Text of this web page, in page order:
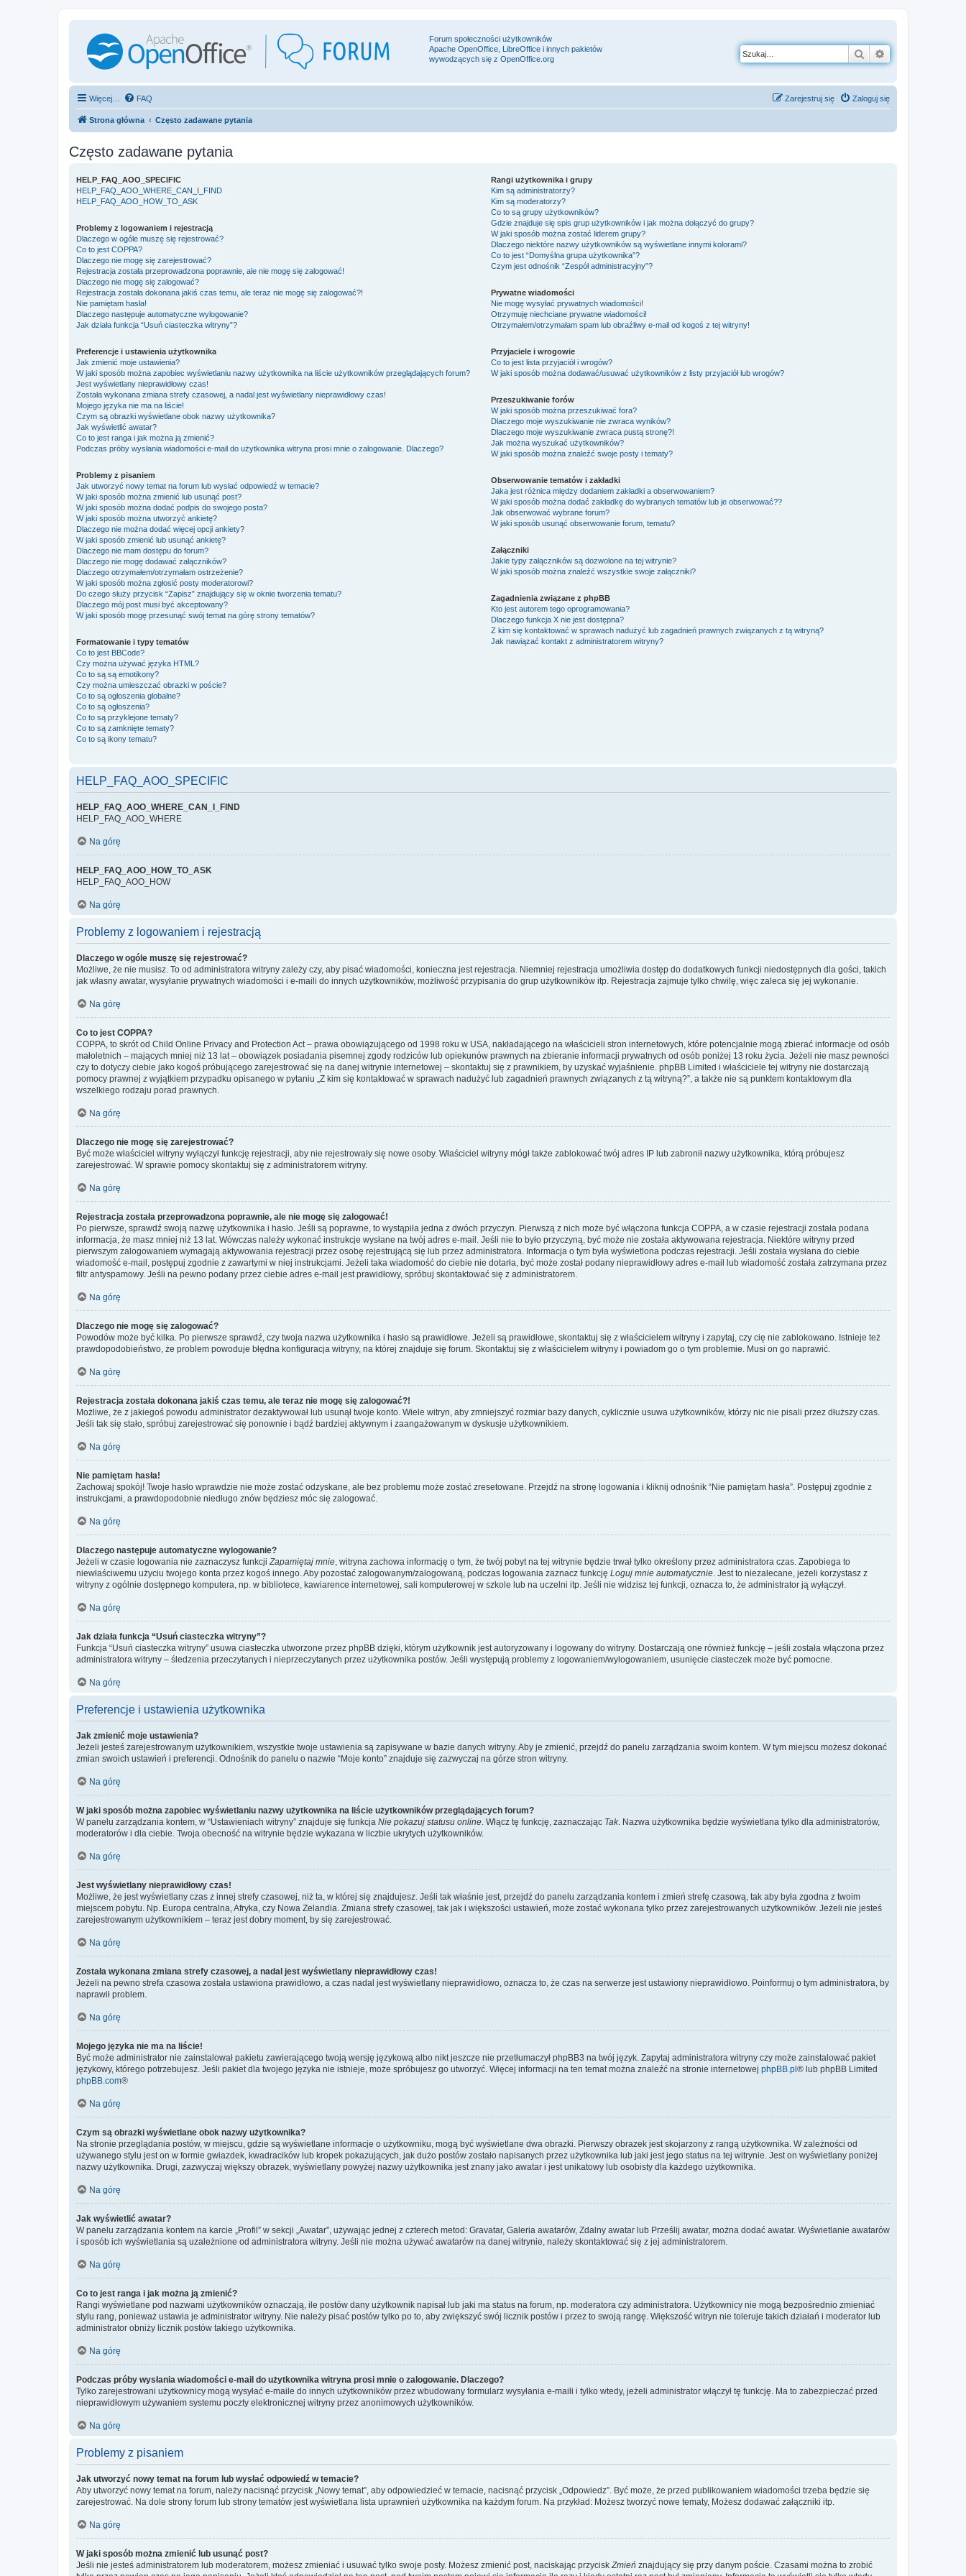
Forum społeczności użytkowników
Apache OpenOffice, LibreOffice i innych pakietów
wywodzących się z OpenOffice.org
Szukaj
Więcej… FAQ Zaloguj się
Zarejestruj się
Strona główna Często zadawane pytania
Często zadawane pytania
HELP_FAQ_AOO_SPECIFIC
HELP_FAQ_AOO_WHERE_CAN_I_FIND
HELP_FAQ_AOO_HOW_TO_ASK
Problemy z logowaniem i rejestracją
Dlaczego w ogóle muszę się rejestrować?
Co to jest COPPA?
Dlaczego nie mogę się zarejestrować?
Rejestracja została przeprowadzona poprawnie, ale nie mogę się zalogować!
Dlaczego nie mogę się zalogować?
Rejestracja została dokonana jakiś czas temu, ale teraz nie mogę się zalogować?!
Nie pamiętam hasła!
Dlaczego następuje automatyczne wylogowanie?
Jak działa funkcja “Usuń ciasteczka witryny”?
Preferencje i ustawienia użytkownika
Jak zmienić moje ustawienia?
W jaki sposób można zapobiec wyświetlaniu nazwy użytkownika na liście użytkowników przeglądających forum?
Jest wyświetlany nieprawidłowy czas!
Została wykonana zmiana strefy czasowej, a nadal jest wyświetlany nieprawidłowy czas!
Mojego języka nie ma na liście!
Czym są obrazki wyświetlane obok nazwy użytkownika?
Jak wyświetlić awatar?
Co to jest ranga i jak można ją zmienić?
Podczas próby wysłania wiadomości e-mail do użytkownika witryna prosi mnie o zalogowanie. Dlaczego?
Problemy z pisaniem
Jak utworzyć nowy temat na forum lub wysłać odpowiedź w temacie?
W jaki sposób można zmienić lub usunąć post?
W jaki sposób można dodać podpis do swojego posta?
W jaki sposób można utworzyć ankietę?
Dlaczego nie można dodać więcej opcji ankiety?
W jaki sposób zmienić lub usunąć ankietę?
Dlaczego nie mam dostępu do forum?
Dlaczego nie mogę dodawać załączników?
Dlaczego otrzymałem/otrzymałam ostrzeżenie?
W jaki sposób można zgłosić posty moderatorowi?
Do czego służy przycisk “Zapisz” znajdujący się w oknie tworzenia tematu?
Dlaczego mój post musi być akceptowany?
W jaki sposób mogę przesunąć swój temat na górę strony tematów?
Formatowanie i typy tematów
Co to jest BBCode?
Czy można używać języka HTML?
Co to są są emotikony?
Czy można umieszczać obrazki w poście?
Co to są ogłoszenia globalne?
Co to są ogłoszenia?
Co to są przyklejone tematy?
Co to są zamknięte tematy?
Co to są ikony tematu?
Rangi użytkownika i grupy
Kim są administratorzy?
Kim są moderatorzy?
Co to są grupy użytkowników?
Gdzie znajduje się spis grup użytkowników i jak można dołączyć do grupy?
W jaki sposób można zostać liderem grupy?
Dlaczego niektóre nazwy użytkowników są wyświetlane innymi kolorami?
Co to jest “Domyślna grupa użytkownika”?
Czym jest odnośnik “Zespół administracyjny”?
Prywatne wiadomości
Nie mogę wysyłać prywatnych wiadomości!
Otrzymuję niechciane prywatne wiadomości!
Otrzymałem/otrzymałam spam lub obraźliwy e-mail od kogoś z tej witryny!
Przyjaciele i wrogowie
Co to jest lista przyjaciół i wrogów?
W jaki sposób można dodawać/usuwać użytkowników z listy przyjaciół lub wrogów?
Przeszukiwanie forów
W jaki sposób można przeszukiwać fora?
Dlaczego moje wyszukiwanie nie zwraca wyników?
Dlaczego moje wyszukiwanie zwraca pustą stronę?!
Jak można wyszukać użytkowników?
W jaki sposób można znaleźć swoje posty i tematy?
Obserwowanie tematów i zakładki
Jaka jest różnica między dodaniem zakładki a obserwowaniem?
W jaki sposób można dodać zakładkę do wybranych tematów lub je obserwować??
Jak obserwować wybrane forum?
W jaki sposób usunąć obserwowanie forum, tematu?
Załączniki
Jakie typy załączników są dozwolone na tej witrynie?
W jaki sposób można znaleźć wszystkie swoje załączniki?
Zagadnienia związane z phpBB
Kto jest autorem tego oprogramowania?
Dlaczego funkcja X nie jest dostępna?
Z kim się kontaktować w sprawach nadużyć lub zagadnień prawnych związanych z tą witryną?
Jak nawiązać kontakt z administratorem witryny?
HELP_FAQ_AOO_SPECIFIC
HELP_FAQ_AOO_WHERE_CAN_I_FIND
HELP_FAQ_AOO_WHERE
Na górę
HELP_FAQ_AOO_HOW_TO_ASK
HELP_FAQ_AOO_HOW
Na górę
Problemy z logowaniem i rejestracją
Dlaczego w ogóle muszę się rejestrować?
Możliwe, że nie musisz. To od administratora witryny zależy czy, aby pisać wiadomości, konieczna jest rejestracja. Niemniej rejestracja umożliwia dostęp do dodatkowych funkcji niedostępnych dla gości, takich
jak własny awatar, wysyłanie prywatnych wiadomości i e-maili do innych użytkowników, możliwość przypisania do grup użytkowników itp. Rejestracja zajmuje tylko chwilę, więc zaleca się jej wykonanie.
Na górę
Co to jest COPPA?
COPPA, to skrót od Child Online Privacy and Protection Act – prawa obowiązującego od 1998 roku w USA, nakładającego na właścicieli stron internetowych, które potencjalnie mogą zbierać informacje od osób
małoletnich – mających mniej niż 13 lat – obowiązek posiadania pisemnej zgody rodziców lub opiekunów prawnych na zbieranie informacji prywatnych od osób poniżej 13 roku życia. Jeżeli nie masz pewności
czy to dotyczy ciebie jako kogoś próbującego zarejestrować się na danej witrynie internetowej – skontaktuj się z prawnikiem, by uzyskać wyjaśnienie. phpBB Limited i właściciele tej witryny nie dostarczają
pomocy prawnej z wyjątkiem przypadku opisanego w pytaniu „Z kim się kontaktować w sprawach nadużyć lub zagadnień prawnych związanych z tą witryną?”, a także nie są punktem kontaktowym dla
wszelkiego rodzaju porad prawnych.
Na górę
Dlaczego nie mogę się zarejestrować?
Być może właściciel witryny wyłączył funkcję rejestracji, aby nie rejestrowały się nowe osoby. Właściciel witryny mógł także zablokować twój adres IP lub zabronił nazwy użytkownika, którą próbujesz
zarejestrować. W sprawie pomocy skontaktuj się z administratorem witryny.
Na górę
Rejestracja została przeprowadzona poprawnie, ale nie mogę się zalogować!
Po pierwsze, sprawdź swoją nazwę użytkownika i hasło. Jeśli są poprawne, to wystąpiła jedna z dwóch przyczyn. Pierwszą z nich może być włączona funkcja COPPA, a w czasie rejestracji została podana
informacja, że masz mniej niż 13 lat. Wówczas należy wykonać instrukcje wysłane na twój adres e-mail. Jeśli nie to było przyczyną, być może nie została aktywowana rejestracja. Niektóre witryny przed
pierwszym zalogowaniem wymagają aktywowania rejestracji przez osobę rejestrującą się lub przez administratora. Informacja o tym była wyświetlona podczas rejestracji. Jeśli została wysłana do ciebie
wiadomość e-mail, postępuj zgodnie z zawartymi w niej instrukcjami. Jeżeli taka wiadomość do ciebie nie dotarła, być może został podany nieprawidłowy adres e-mail lub wiadomość została zatrzymana przez
filtr antyspamowy. Jeśli na pewno podany przez ciebie adres e-mail jest prawidłowy, spróbuj skontaktować się z administratorem.
Na górę
Dlaczego nie mogę się zalogować?
Powodów może być kilka. Po pierwsze sprawdź, czy twoja nazwa użytkownika i hasło są prawidłowe. Jeżeli są prawidłowe, skontaktuj się z właścicielem witryny i zapytaj, czy cię nie zablokowano. Istnieje też
prawdopodobieństwo, że problem powoduje błędna konfiguracja witryny, na której znajduje się forum. Skontaktuj się z właścicielem witryny i powiadom go o tym problemie. Musi on go naprawić.
Na górę
Rejestracja została dokonana jakiś czas temu, ale teraz nie mogę się zalogować?!
Możliwe, że z jakiegoś powodu administrator dezaktywował lub usunął twoje konto. Wiele witryn, aby zmniejszyć rozmiar bazy danych, cyklicznie usuwa użytkowników, którzy nic nie pisali przez dłuższy czas.
Jeśli tak się stało, spróbuj zarejestrować się ponownie i bądź bardziej aktywnym i zaangażowanym w dyskusje użytkownikiem.
Na górę
Nie pamiętam hasła!
Zachowaj spokój! Twoje hasło wprawdzie nie może zostać odzyskane, ale bez problemu może zostać zresetowane. Przejdź na stronę logowania i kliknij odnośnik “Nie pamiętam hasła”. Postępuj zgodnie z
instrukcjami, a prawdopodobnie niedługo znów będziesz móc się zalogować.
Na górę
Dlaczego następuje automatyczne wylogowanie?
Jeżeli w czasie logowania nie zaznaczysz funkcjiZapamiętaj mnie, witryna zachowa informację o tym, że twój pobyt na tej witrynie będzie trwał tylko określony przez administratora czas. Zapobiega to
niewłaściwemu użyciu twojego konta przez kogoś innego. Aby pozostać zalogowanym/zalogowaną, podczas logowania zaznacz funkcję Loguj mnie automatycznie. Jest to niezalecane, jeżeli korzystasz z
witryny z ogólnie dostępnego komputera, np. w bibliotece, kawiarence internetowej, sali komputerowej w szkole lub na uczelni itp. Jeśli nie widzisz tej funkcji, oznacza to, że administrator ją wyłączył.
Na górę
Jak działa funkcja “Usuń ciasteczka witryny”?
Funkcja “Usuń ciasteczka witryny” usuwa ciasteczka utworzone przez phpBB dzięki, którym użytkownik jest autoryzowany i logowany do witryny. Dostarczają one również funkcję – jeśli została włączona przez
administratora witryny – śledzenia przeczytanych i nieprzeczytanych przez użytkownika postów. Jeśli występują problemy z logowaniem/wylogowaniem, usunięcie ciasteczek może być pomocne.
Na górę
Preferencje i ustawienia użytkownika
Jak zmienić moje ustawienia?
Jeżeli jesteś zarejestrowanym użytkownikiem, wszystkie twoje ustawienia są zapisywane w bazie danych witryny. Aby je zmienić, przejdź do panelu zarządzania swoim kontem. W tym miejscu możesz dokonać
zmian swoich ustawień i preferencji. Odnośnik do panelu o nazwie “Moje konto” znajduje się zazwyczaj na górze stron witryny.
Na górę
W jaki sposób można zapobiec wyświetlaniu nazwy użytkownika na liście użytkowników przeglądających forum?
W panelu zarządzania kontem, w “Ustawieniach witryny” znajduje się funkcja Nie pokazuj statusu online. Włącz tę funkcję, zaznaczając Tak. Nazwa użytkownika będzie wyświetlana tylko dla administratorów,
moderatorów i dla ciebie. Twoja obecność na witrynie będzie wykazana w liczbie ukrytych użytkowników.
Na górę
Jest wyświetlany nieprawidłowy czas!
Możliwe, że jest wyświetlany czas z innej strefy czasowej, niż ta, w której się znajdujesz. Jeśli tak właśnie jest, przejdź do panelu zarządzania kontem i zmień strefę czasową, tak aby była zgodna z twoim
miejscem pobytu. Np. Europa centralna, Afryka, czy Nowa Zelandia. Zmiana strefy czasowej, tak jak i większości ustawień, może zostać wykonana tylko przez zarejestrowanych użytkowników. Jeżeli nie jesteś
zarejestrowanym użytkownikiem – teraz jest dobry moment, by się zarejestrować.
Na górę
Została wykonana zmiana strefy czasowej, a nadal jest wyświetlany nieprawidłowy czas!
Jeżeli na pewno strefa czasowa została ustawiona prawidłowo, a czas nadal jest wyświetlany nieprawidłowo, oznacza to, że czas na serwerze jest ustawiony nieprawidłowo. Poinformuj o tym administratora, by
naprawił problem.
Na górę
Mojego języka nie ma na liście!
Być może administrator nie zainstalował pakietu zawierającego twoją wersję językową albo nikt jeszcze nie przetłumaczył phpBB3 na twój język. Zapytaj administratora witryny czy może zainstalować pakiet
językowy, którego potrzebujesz. Jeśli pakiet dla twojego języka nie istnieje, może spróbujesz go utworzyć. Więcej informacji na ten temat można znaleźć na stronie internetowej phpBB.pl ® lub phpBB Limited
phpBB.com®
Na górę
Czym są obrazki wyświetlane obok nazwy użytkownika?
Na stronie przeglądania postów, w miejscu, gdzie są wyświetlane informacje o użytkowniku, mogą być wyświetlane dwa obrazki. Pierwszy obrazek jest skojarzony z rangą użytkownika. W zależności od
używanego stylu jest on w formie gwiazdek, kwadracików lub kropek pokazujących, jak dużo postów zostało napisanych przez użytkownika lub jaki jest jego status na tej witrynie. Jest on wyświetlany poniżej
nazwy użytkownika. Drugi, zazwyczaj większy obrazek, wyświetlany powyżej nazwy użytkownika jest znany jako awatar i jest unikatowy lub osobisty dla każdego użytkownika.
Na górę
Jak wyświetlić awatar?
W panelu zarządzania kontem na karcie „Profil” w sekcji „Awatar”, używając jednej z czterech metod: Gravatar, Galeria awatarów, Zdalny awatar lub Prześlij awatar, można dodać awatar. Wyświetlanie awatarów
i sposób ich wyświetlania są uzależnione od administratora witryny. Jeśli nie można używać awatarów na danej witrynie, należy skontaktować się z jej administratorem.
Na górę
Co to jest ranga i jak można ją zmienić?
Rangi wyświetlane pod nazwami użytkowników oznaczają, ile postów dany użytkownik napisał lub jaki ma status na forum, np. moderatora czy administratora. Użytkownicy nie mogą bezpośrednio zmieniać
stylu rang, ponieważ ustawia je administrator witryny. Nie należy pisać postów tylko po to, aby zwiększyć swój licznik postów i przez to swoją rangę. Większość witryn nie toleruje takich działań i moderator lub
administrator obniży licznik postów takiego użytkownika.
Na górę
Podczas próby wysłania wiadomości e-mail do użytkownika witryna prosi mnie o zalogowanie. Dlaczego?
Tylko zarejestrowani użytkownicy mogą wysyłać e-maile do innych użytkowników przez wbudowany formularz wysyłania e-maili i tylko wtedy, jeżeli administrator włączył tę funkcję. Ma to zabezpieczać przed
nieprawidłowym używaniem systemu poczty elektronicznej witryny przez anonimowych użytkowników.
Na górę
Problemy z pisaniem
Jak utworzyć nowy temat na forum lub wysłać odpowiedź w temacie?
Aby utworzyć nowy temat na forum, należy nacisnąć przycisk „Nowy temat”, aby odpowiedzieć w temacie, nacisnąć przycisk „Odpowiedz”. Być może, że przed publikowaniem wiadomości trzeba będzie się
zarejestrować. Na dole strony forum lub strony tematów jest wyświetlana lista uprawnień użytkownika na każdym forum. Na przykład: Możesz tworzyć nowe tematy, Możesz dodawać załączniki itp.
Na górę
W jaki sposób można zmienić lub usunąć post?
Jeśli nie jesteś administratorem lub moderatorem, możesz zmieniać i usuwać tylko swoje posty. Możesz zmienić post, naciskając przyciskZmień znajdujący się przy danym poście. Czasami można to zrobić